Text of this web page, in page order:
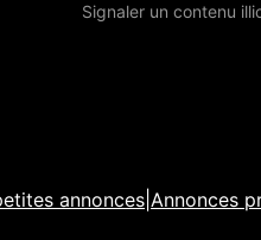
Signaler un contenu
annonces Annonces